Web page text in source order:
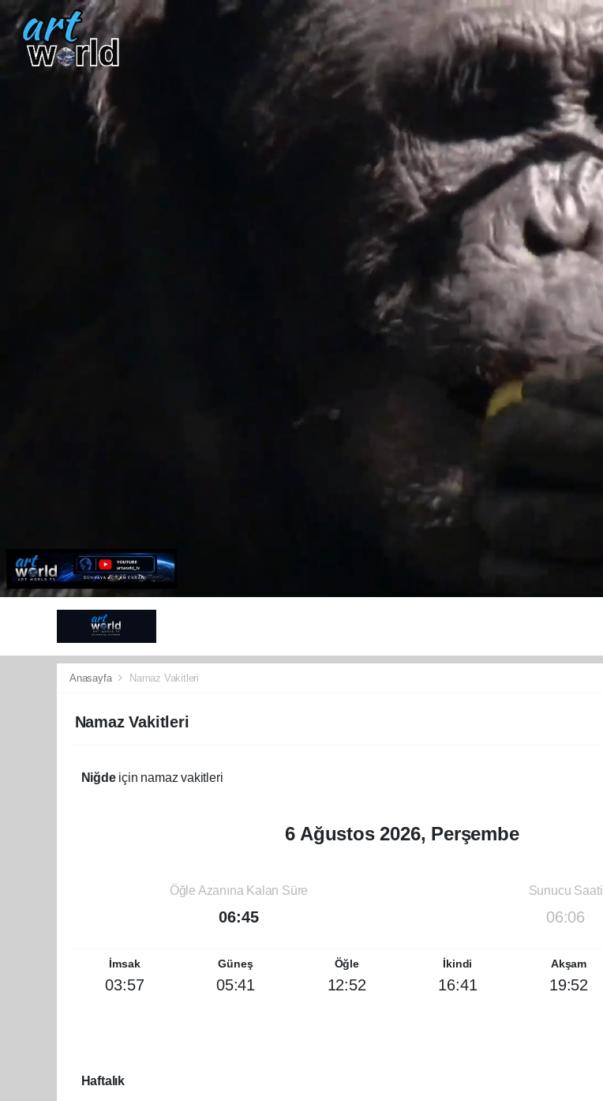
Anasayfa Namaz Vakitleri
Namaz Vakitleri
Niğdeiçin namaz vakitleri
6 Ağustos 2026, Perşembe
Öğle Azanına Kalan Süre
06:45
Sunucu Saati
06:06
İmsak
03:57
Güneş
05:41
Öğle
12:52
İkindi
16:41
Akşam
19:52
Haftalık